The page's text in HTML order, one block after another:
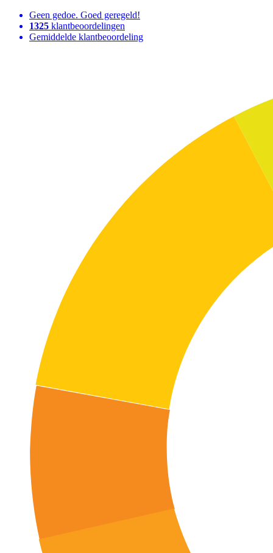
Geen gedoe. Goed geregeld!
1325 klantbeoordelingen
Gemiddelde klantbeoordeling